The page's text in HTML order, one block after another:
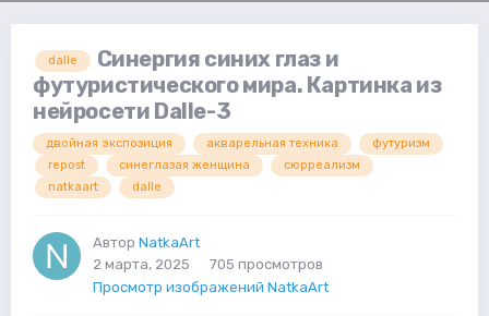
dalle
Синергия синих глаз и
футуристического мира. Картинка из
нейросети Dalle-3
двойная экспозиция акварельная техника
футуризм
repost
синеглазая женщина
сюрреализм
natkaart
dalle
Автор NatkaArt
2 марта, 2025
705 просмотров
Просмотр изображений NatkaArt